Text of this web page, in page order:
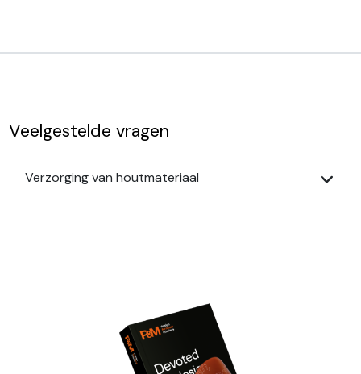
Veelgestelde vragen
Verzorging van houtmateriaal